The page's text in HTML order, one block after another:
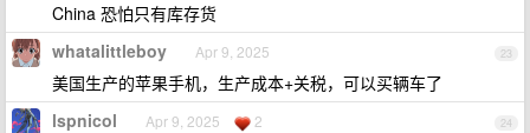
China 恐怕只有库存货
23
whatalittleboy Apr 9, 2025
美国生产的苹果手机，生产成本+关税，可以买辆车了
24
lspnicol Apr 9, 2025 2